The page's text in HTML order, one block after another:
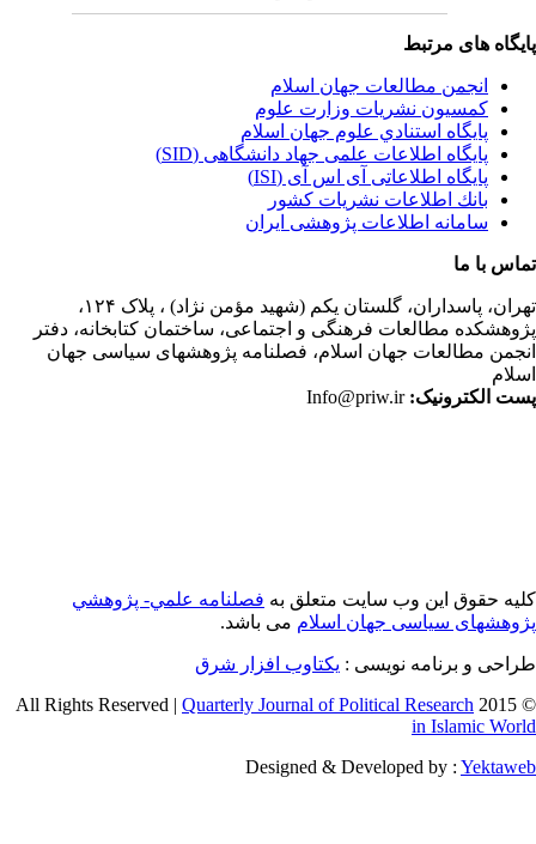
های مرتبط
انجمن مطالعات جهان اسلام
کمسیون نشریات وزارت علوم
پايگاه استنادي علوم جهان اسلام
پایگاه اطلاعات علمی جهاد دانشگاهی (SID)
پایگاه اطلاعاتی آی اس آی (ISI)
بانك اطلاعات نشريات كشور
سامانه اطلاعات پژوهشی ایران
با ما
پاسداران، گلستان یکم (شهید مؤمن نژاد) ، پلاک ۱۲۴،
مطالعات فرهنگی و اجتماعی، ساختمان کتابخانه، دفتر
مطالعات جهان اسلام، فصلنامه پژوهشهای سیاسی جهان
الکترونیک:Info@priw.ir
حقوق این وب سایت متعلق بهفصلنامه علمي- پژوهشي
سیاسی جهان اسلاممی باشد.
و برنامه نویسی : یکتاوب افزار شرق
©
Quarterly Journal of Political Research
in Islamic
Designed & Developed by :